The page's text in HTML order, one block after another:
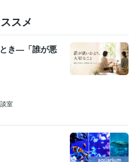
ラー・コーチ
現在
月 2022年12月 ~ 2023年2月
スメ
き―「誰が悪
室